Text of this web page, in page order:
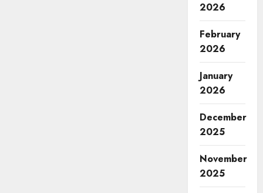
2026
February
2026
January
2026
December
2025
November
2025